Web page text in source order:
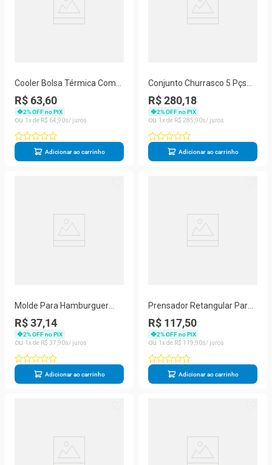
Cooler Bolsa Térmica Com
Gel Vinhos Garrafas
Lprimeur Prana
R$ 63,60
2% OFF no PIX
1
R$ 64 90
Adicionar ao carrinho
Conjunto Churrasco 5 Pçs
Wok Bandeja Faca Garfo
Chaira Prana
R$ 280,18
2% OFF no PIX
1
R$ 285 90
Adicionar ao carrinho
Molde Para Hamburguer
Modelador Gourmet Carne
Forma Prana
R$ 37,14
2% OFF no PIX
1
R$ 37 90
Adicionar ao carrinho
Prensador Retangular Para
Carnes Bife Hamburguer
Ferro Prana
R$ 117,50
2% OFF no PIX
1
R$ 119 90
Adicionar ao carrinho